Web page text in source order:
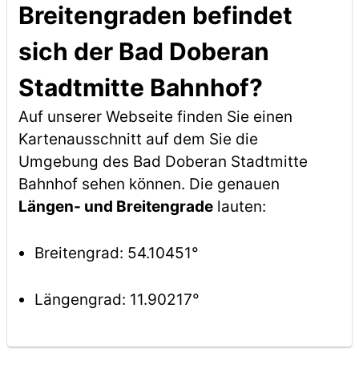
Breitengraden befindet
sich der Bad Doberan
Stadtmitte Bahnhof?
Auf unserer Webseite finden Sie einen
Kartenausschnitt auf dem Sie die
Umgebung des Bad Doberan Stadtmitte
Bahnhof sehen können. Die genauen
Längen- und Breitengradelauten:
Breitengrad: 54.10451°
Längengrad: 11.90217°